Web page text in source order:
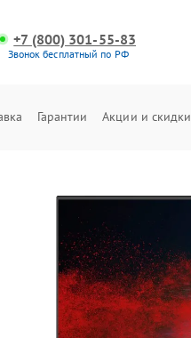
+7 (800) 301-55-83
Звонок бесплатный по РФ
Гарантии Акции и скидки